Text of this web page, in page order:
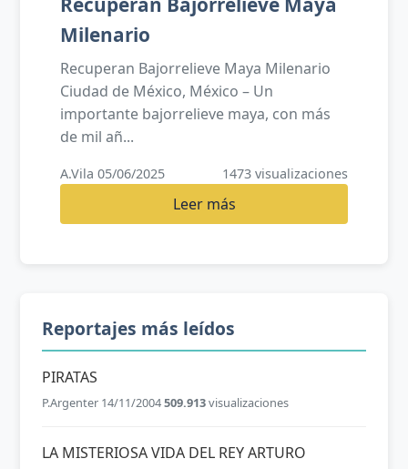
Milenario
Recuperan Bajorrelieve Maya Milenario
Ciudad de México, México – Un
importante bajorrelieve maya, con más
de mil añ...
A.Vila 05/06/2025 1473 visualizaciones
Leer más
Reportajes más leídos
PIRATAS
P.Argenter 14/11/2004509.913visualizaciones
LA MISTERIOSA VIDA DEL REY ARTURO